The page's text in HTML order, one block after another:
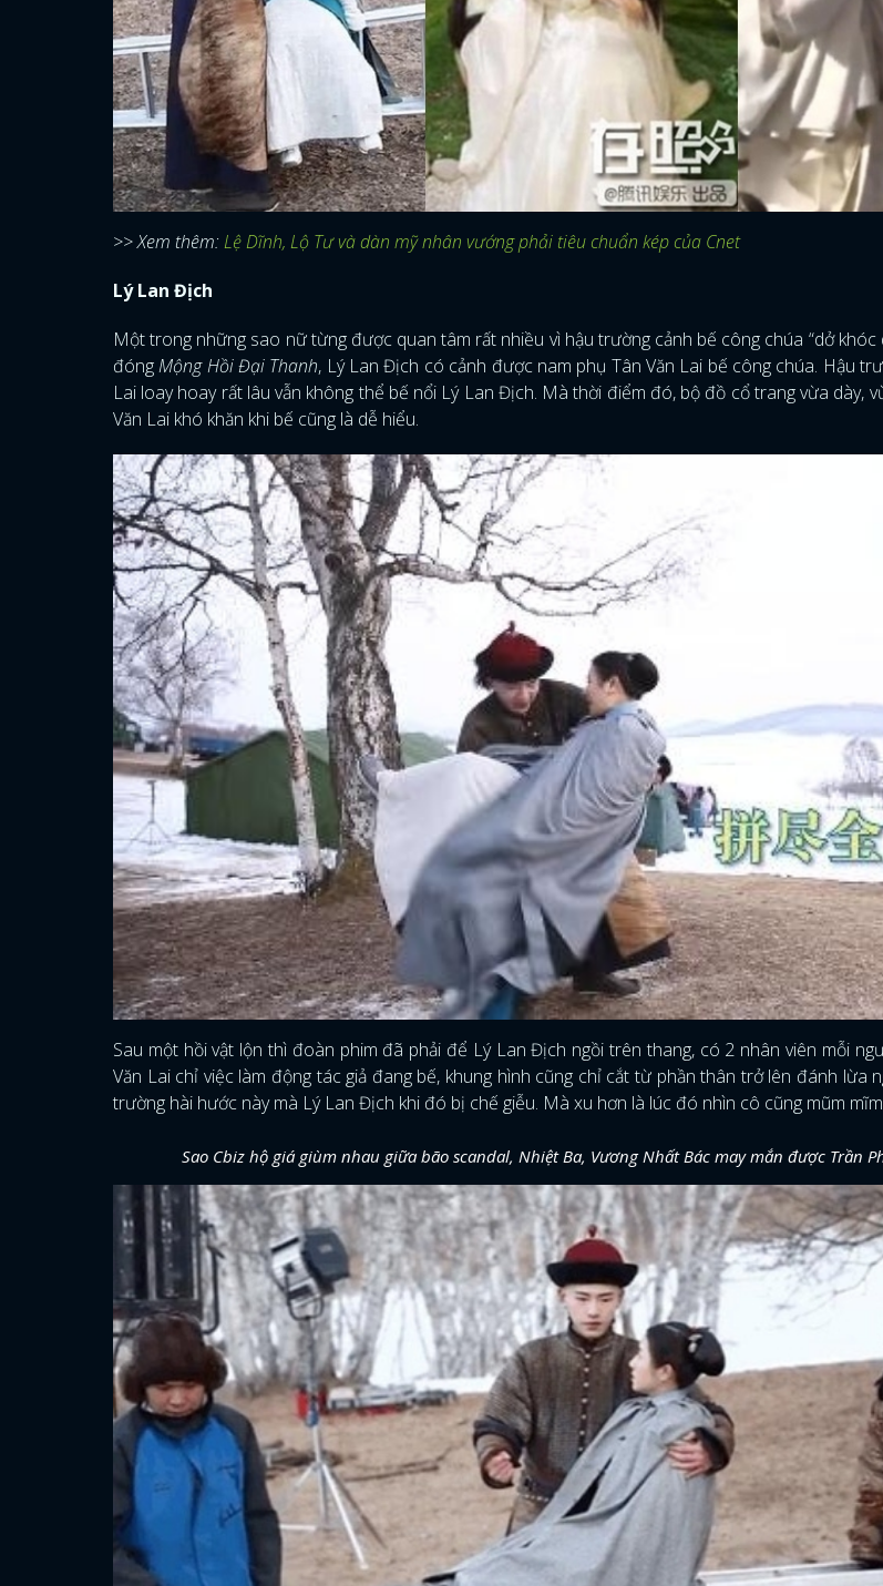
ĐĂNG NHẬP
>> Xem thêm:Lệ Dĩnh, Lộ Tư và dàn mỹ nhân vướng phải tiêu chuẩn kép của Cnet
Lý Lan Địch
Một trong những sao nữ từng được quan tâm rất nhiều vì hậu trường cảnh bế công chúa “dở khóc
đóngMộng Hồi Đại Thanh, Lý Lan Địch có cảnh được nam phụ Tân Văn Lai bế công chúa. Hậu
Lai loay hoay rất lâu vẫn không thể bế nổi Lý Lan Địch. Mà thời điểm đó, bộ đồ cổ trang vừa dày,
Văn Lai khó khăn khi bế cũng là dễ hiểu.
Sau một hồi vật lộn thì đoàn phim đã phải để Lý Lan Địch ngồi trên thang, có 2 nhân viên mỗi
Văn Lai chỉ việc làm động tác giả đang bế, khung hình cũng chỉ cắt từ phần thân trở lên đánh lừa
trường hài hước này mà Lý Lan Địch khi đó bị chế giễu. Mà xu hơn là lúc đó nhìn cô cũng mũm
Sao Cbiz hộ giá giùm nhau giữa bão scandal, Nhiệt Ba, Vương Nhất Bác may mắn được Trần